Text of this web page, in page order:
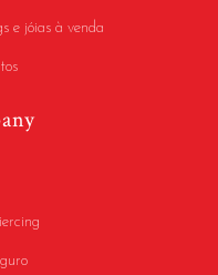
e jóias à venda